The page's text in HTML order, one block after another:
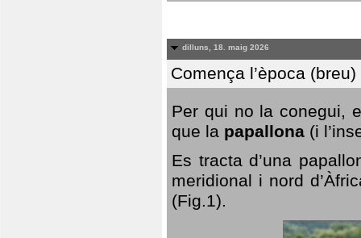
dilluns, 18. maig 2026
Comença l’època
Per qui no la conegui,
que la papallona (i
Es tracta d’una
meridional i nord
(Fig.1).